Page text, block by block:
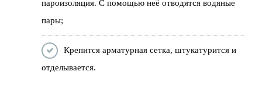
пароизоляция. С помощью неё отводятся водяные
пары;
Крепится арматурная сетка, штукатурится и
отделывается.